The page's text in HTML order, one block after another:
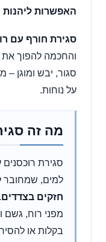
האפשרות
סגירת חורף עם
והחכמה להפוך
סגור, יבש ומוגן –
על נוחות.
מה זה
סגירת
למים, שמחובר
חזקים בצדדים
מפני רוח, גשם
בקלות או